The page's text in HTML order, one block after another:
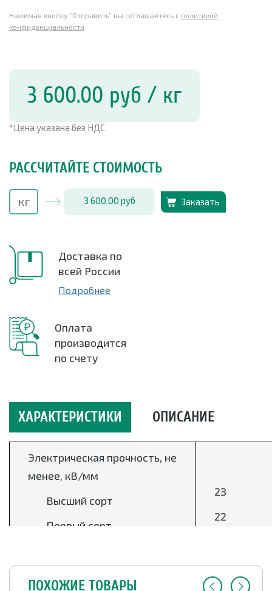
Нажимая кнопку “Отправить” вы соглашаетесь с политикой
конфиденциальности
3 600.00 руб / кг
*Цена указана без НДС
РАССЧИТАЙТЕ СТОИМОСТЬ
3 600.00 руб Заказать
Доставка по
всей России
Подробнее
Оплата
производится
по счету
ХАРАКТЕРИСТИКИ ОПИСАНИЕ
Электрическая прочность, не
менее, кВ/мм
Высший сорт
Первый сорт
23
22
Массовая доля
компонентов, %
15-30
ПОХОЖИЕ ТОВАРЫ